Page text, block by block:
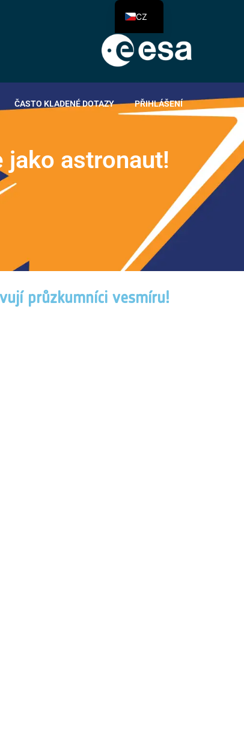
ČASTO KLADENÉ DOTAZY PŘIHLÁŠENÍ
jako astronaut!
průzkumníci vesmíru!
CZ